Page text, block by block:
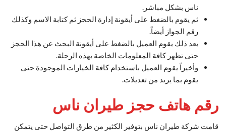
ناس بشكل مباشر.
ثم يقوم بالضغط على أيقونة إدارة الحجز ثم كتابة الاسم وكذلك
رقم الجواز أيضاً.
بعد ذلك يقوم العميل بالضغط على أيقونة البحث عن هذا الحجز
حتى تظهر كافة المعلومات الخاصة بهذه الرحلة.
وأخيراً يقوم العميل باستخدام كافة الخيارات الموجودة حتى
يقوم بما يريد من تعديلات.
رقم هاتف حجز طيران ناس
قامت شركة طيران ناس بتوفير الكثير من طرق التواصل حتى يتمكن